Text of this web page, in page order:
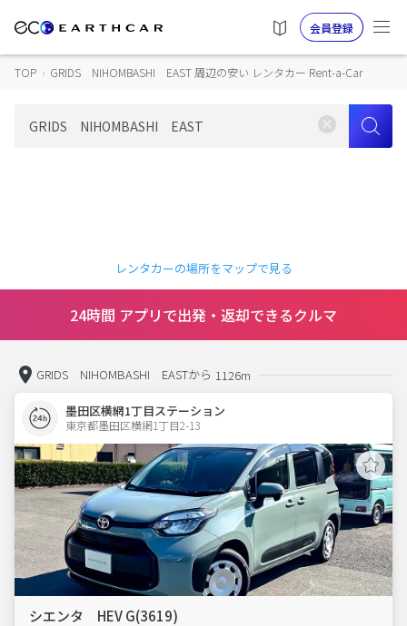
会員登録
TOP › GRIDS NIHOMBASHI EAST 周辺の安い レンタカー Rent-a-Car
レンタカーの場所をマップで見る
24時間 アプリで出発・返却できるクルマ
GRIDS NIHOMBASHI EASTから 1126m
墨田区横網1丁目ステーション
東京都墨田区横網1丁目2-13
シエンタ HEV G(3619)